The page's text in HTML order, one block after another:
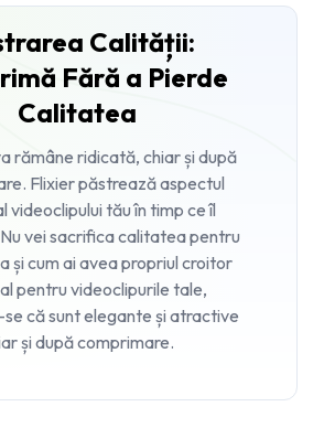
Calității:
Fără a Pierde
Calitatea
rămâne ridicată, chiar și după
Flixier păstrează aspectul
videoclipului tău în timp ce îl
vei sacrifica calitatea pentru
și cum ai avea propriul croitor
pentru videoclipurile tale,
că sunt elegante și atractive
și după comprimare.